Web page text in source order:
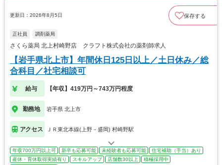
更新日：2026年8月5日 保存する
正社員 調剤薬局
さくら薬局 北上村崎野店 クラフト株式会社の薬剤師求人
【岩手県北上市】年間休日125日以上／土日休み／総
合科目／社宅相談可
給与 【年収】419万円～743万円程度
勤務地 岩手県 北上市
アクセス ＪＲ東北本線(上野－盛岡) 村崎野駅
年収700万円以上可 新卒も応募可能 未経験者も応募可能
住宅補助（手当）あり
産休・育休取得実績有り
スキルアップ 店舗数30以上
積極採用中